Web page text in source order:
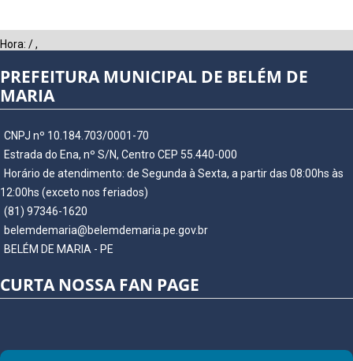
Hora: /,
PREFEITURA MUNICIPAL DE BELÉM DE
MARIA
CNPJ nº 10.184.703/0001-70
Estrada do Ena, nº S/N, Centro CEP 55.440-000
Horário de atendimento: de Segunda à Sexta, a partir das 08:00hs às
12:00hs (exceto nos feriados)
(81) 97346-1620
belemdemaria@belemdemaria.pe.gov.br
BELÉM DE MARIA - PE
CURTA NOSSA FAN PAGE